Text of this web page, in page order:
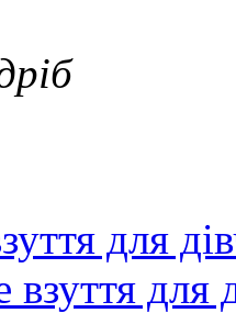
для
взуття для